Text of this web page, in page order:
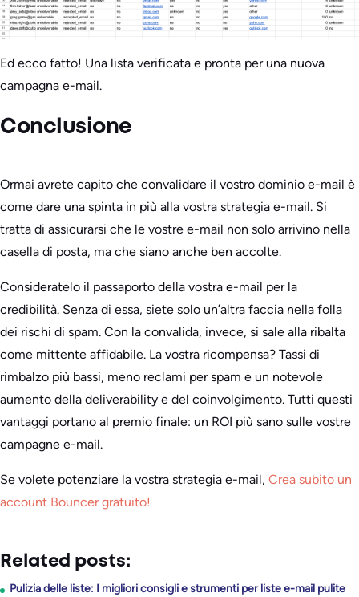
Ed ecco fatto! Una lista verificata e pronta per una nuova
campagna e-mail.
Conclusione
Ormai avrete capito che convalidare il vostro dominio e-mail è
come dare una spinta in più alla vostra strategia e-mail. Si
tratta di assicurarsi che le vostre e-mail non solo arrivino nella
casella di posta, ma che siano anche ben accolte.
Consideratelo il passaporto della vostra e-mail per la
credibilità. Senza di essa, siete solo un’altra faccia nella folla
dei rischi di spam. Con la convalida, invece, si sale alla ribalta
come mittente affidabile. La vostra ricompensa? Tassi di
rimbalzo più bassi, meno reclami per spam e un notevole
aumento della deliverability e del coinvolgimento. Tutti questi
vantaggi portano al premio finale: un ROI più sano sulle vostre
campagne e-mail.
Se volete potenziare la vostra strategia e-mail, Crea subito un
account Bouncer gratuito!
Related posts:
Pulizia delle liste: I migliori consigli e strumenti per liste e-mail pulite